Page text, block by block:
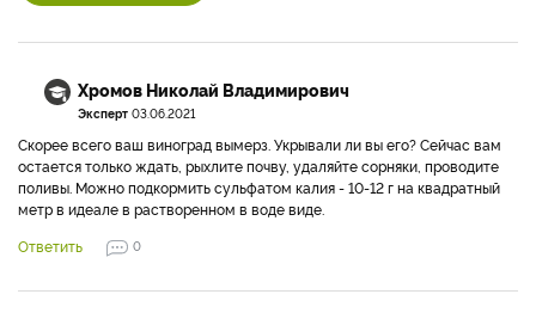
Хромов Николай Владимирович
Эксперт 03.06.2021
Скорее всего ваш виноград вымерз. Укрывали ли вы его? Сейчас вам
остается только ждать, рыхлите почву, удаляйте сорняки, проводите
поливы. Можно подкормить сульфатом калия - 10-12 г на квадратный
метр в идеале в растворенном в воде виде.
Ответить
0